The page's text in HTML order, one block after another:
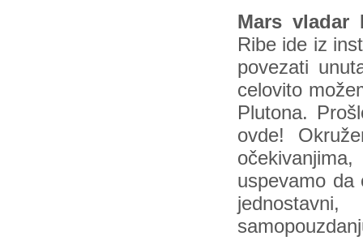
Mars vladar
Ribe ide iz
povezati
celovito
Plutona.
ovde!
uspevamo da